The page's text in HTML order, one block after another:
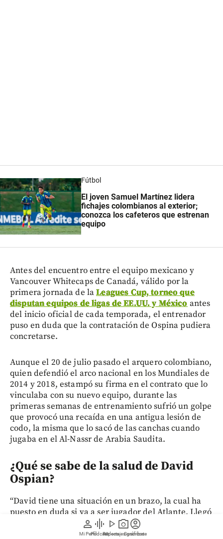
person
Mi Perfil
graphic_eq
Pódcast
play_arrow
Videos
photo_camera
Reportajes gráficos
account_circle
Suscríbete
Fútbol
El joven Samuel Martínez lidera
fichajes colombianos al exterior;
conozca los cafeteros que estrenan
equipo
Antes del encuentro entre el equipo mexicano y
Vancouver Whitecaps de Canadá, válido por la
primera jornada de laLeagues Cup, torneo que
disputan equipos de ligas de EE.UU. y México antes
del inicio oficial de cada temporada, el entrenador
puso en duda que la contratación de Ospina pudiera
concretarse.
Aunque el 20 de julio pasado el arquero colombiano,
quien defendió el arco nacional en los Mundiales de
2014 y 2018, estampó su firma en el contrato que lo
vinculaba con su nuevo equipo, durante las
primeras semanas de entrenamiento sufrió un golpe
que provocó una recaída en una antigua lesión de
codo, la misma que lo sacó de las canchas cuando
jugaba en el Al-Nassr de Arabia Saudita.
¿Qué se sabe de la salud de David
Ospian?
“David tiene una situación en un brazo, la cual ha
puesto en duda si va a ser jugador del Atlante. Llegó
con ganas, con actitud positiva, un tipo que vino a
entrenar, pero desafortunadamente en este proceso